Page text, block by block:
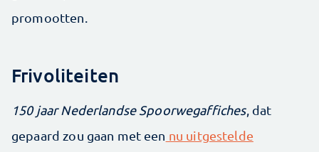
promootten.
Frivoliteiten
150 jaar Nederlandse Spoorwegaffiches, dat
gepaard zou gaan met een nu uitgestelde